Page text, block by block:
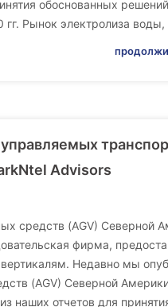
обоснованных
Рынок электролиза
Advisors
средств (AGV) Северной
фирма,
Недавно мы
(AGV) Северной
наших отчетов для